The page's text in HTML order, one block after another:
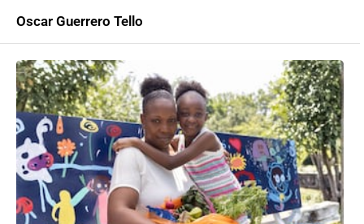
Oscar Guerrero Tello